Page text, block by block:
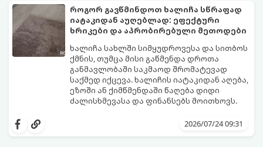
სასიამოვნო სიგრილე სპეციალური
ტექნიკის გარეშეც.
გთავაზობთ 10 საუკეთესო და
ხელმისაწვდომ მეთოდს:
როგორ გავწმინდოთ ხალიჩა სწრაფად
იატაკიდან აუღებლად: ეფექტური
ხრიკები და აპრობირებული მეთოდები
ხალიჩა სახლში სიმყუდროვესა და სითბოს
ქმნის, თუმცა მისი გაწმენდა დროთა
განმავლობაში საკმაოდ შრომატევად
საქმედ იქცევა. ხალიჩის იატაკიდან აღება,
ეზოში ან ქიმწმენდაში წაღება დიდი
ძალისხმევასა და ფინანსებს მოითხოვს.
ეფექტური, ბიუჯეტური და აპრობირებული
2026/07/24 09:31